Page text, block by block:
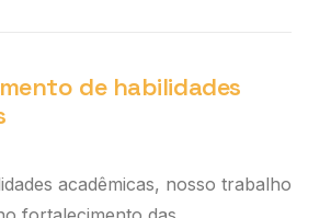
de habilidades
acadêmicas, nosso trabalho